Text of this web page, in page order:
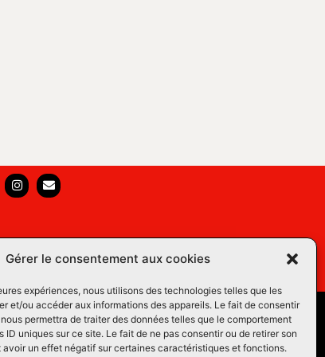
Gérer le consentement aux cookies
expériences, nous utilisons des technologies telles que les
et/ou accéder aux informations des appareils. Le fait de consentir
permettra de traiter des données telles que le comportement
ID uniques sur ce site. Le fait de ne pas consentir ou de retirer son
un effet négatif sur certaines caractéristiques et fonctions.
LM